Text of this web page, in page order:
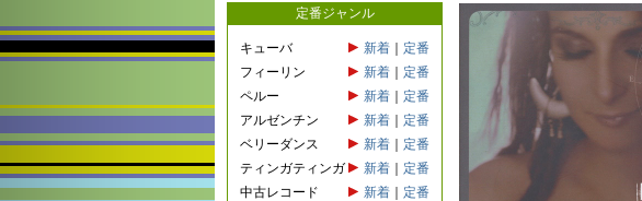
定番ジャンル
キューバ 新着
定番
フィーリン
新着
定番
ペルー
新着
定番
アルゼンチン
新着
定番
ベリーダンス
新着
定番
ティンガティンガ
新着
定番
中古レコード
新着
定番